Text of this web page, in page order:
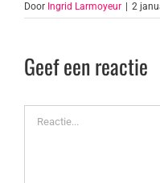
Door Ingrid Larmoyeur 2
Geef een reactie